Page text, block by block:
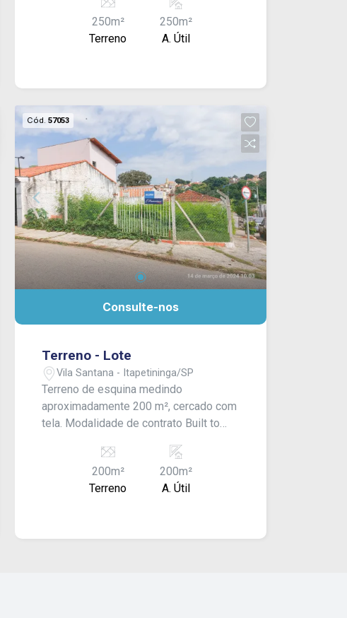
250m²
Terreno
250m²
A. Útil
Cód. 57053
Consulte-nos
Terreno - Lote
Vila Santana - Itapetininga/SP
Terreno de esquina medindo
aproximadamente 200 m², cercado com
tela. Modalidade de contrato Built to
acordo com a necessidade do cliente.
Valor à combinar. Consulte-nos!
200m²
Terreno
200m²
A. Útil